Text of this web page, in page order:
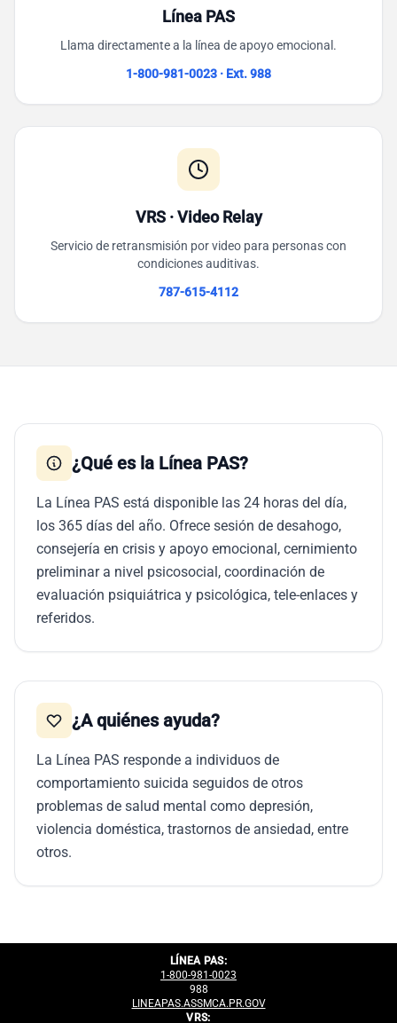
Línea PAS
Llama directamente a la línea de apoyo emocional.
1-800-981-0023 · Ext. 988
VRS · Video Relay
Servicio de retransmisión por video para personas con
condiciones auditivas.
787-615-4112
¿Qué es la Línea PAS?
La Línea PAS está disponible las 24 horas del día,
los 365 días del año. Ofrece sesión de desahogo,
consejería en crisis y apoyo emocional, cernimiento
preliminar a nivel psicosocial, coordinación de
evaluación psiquiátrica y psicológica, tele-enlaces y
referidos.
¿A quiénes ayuda?
La Línea PAS responde a individuos de
comportamiento suicida seguidos de otros
problemas de salud mental como depresión,
violencia doméstica, trastornos de ansiedad, entre
otros.
LÍNEA PAS:
1-800-981-0023
988
LINEAPAS.ASSMCA.PR.GOV
VRS: